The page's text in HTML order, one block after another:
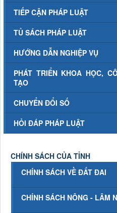
TIẾP CẬN PHÁP LUẬT
TỦ SÁCH PHÁP LUẬT
HƯỚNG DẪN NGHIỆP VỤ
PHÁT TRIỂN KHOA HỌC,
TẠO
CHUYỂN ĐỔI SỐ
HỎI ĐÁP PHÁP LUẬT
CHÍNH SÁCH CỦA TỈNH
CHÍNH SÁCH VỀ ĐẤT ĐAI
CHÍNH SÁCH NÔNG - LÂM